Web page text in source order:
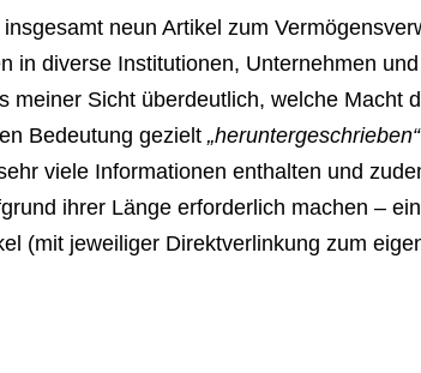
neun Artikel zum
in diverse Institutionen, Unternehmen
meiner Sicht überdeutlich, welche Macht
Bedeutung gezielt „heruntergeschrieben“
viele Informationen enthalten und
ihrer Länge erforderlich machen –
(mit jeweiliger Direktverlinkung zum